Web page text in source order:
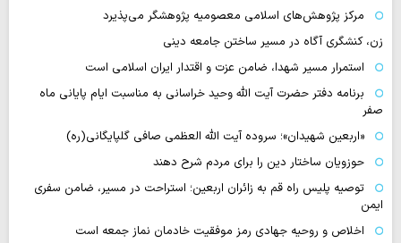
مرکز پژوهش‌های اسلامی معصومیه پژوهشگر می‌پذیرد
زن، کنشگری آگاه در مسیر ساختن جامعه دینی
استمرار مسیر شهدا، ضامن عزت و اقتدار ایران اسلامی است
برنامه دفتر حضرت آیت الله وحید خراسانی به مناسبت ایام پایانی ماه
صفر
«اربعین شهیدان»؛ سروده آیت الله العظمی صافی گلپایگانی(ره)
حوزویان ساختار دین را برای مردم شرح دهند
توصیه پلیس راه قم به زائران اربعین؛ استراحت در مسیر، ضامن سفری
ایمن
اخلاص و روحیه جهادی رمز موفقیت خادمان نماز جمعه است